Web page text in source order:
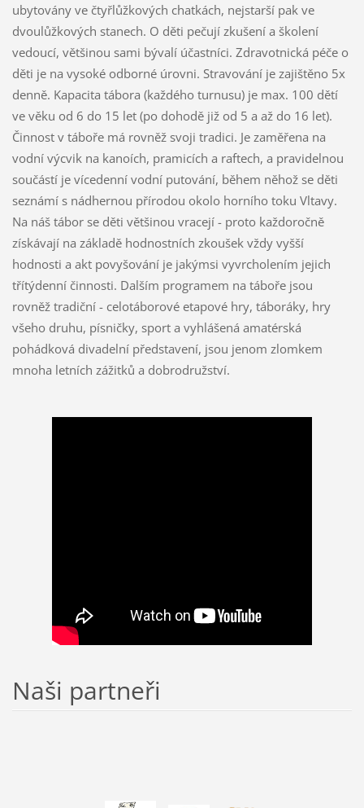
ubytovány ve čtyřlůžkových chatkách, nejstarší pak ve
dvoulůžkových stanech. O děti pečují zkušení a školení
vedoucí, většinou sami bývalí účastníci. Zdravotnická péče o
děti je na vysoké odborné úrovni. Stravování je zajištěno 5x
denně. Kapacita tábora (každého turnusu) je max. 100 dětí
ve věku od 6 do 15 let (po dohodě již od 5 a až do 16 let).
Činnost v táboře má rovněž svoji tradici. Je zaměřena na
vodní výcvik na kanoích, pramicích a raftech, a pravidelnou
součástí je vícedenní vodní putování, během něhož se děti
seznámí s nádhernou přírodou okolo horního toku Vltavy.
Na náš tábor se děti většinou vracejí - proto každoročně
získávají na základě hodnostních zkoušek vždy vyšší
hodnosti a akt povyšování je jakýmsi vyvrcholením jejich
třítýdenní činnosti. Dalším programem na táboře jsou
rovněž tradiční - celotáborové etapové hry, táboráky, hry
všeho druhu, písničky, sport a vyhlášená amatérská
pohádková divadelní představení, jsou jenom zlomkem
mnoha letních zážitků a dobrodružství.
Naši partneři